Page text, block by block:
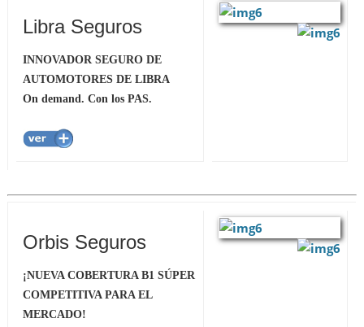
Libra Seguros
INNOVADOR SEGURO DE
AUTOMOTORES DE LIBRA
On demand. Con los PAS.
Orbis Seguros
¡NUEVA COBERTURA B1 SÚPER
COMPETITIVA PARA EL
MERCADO!